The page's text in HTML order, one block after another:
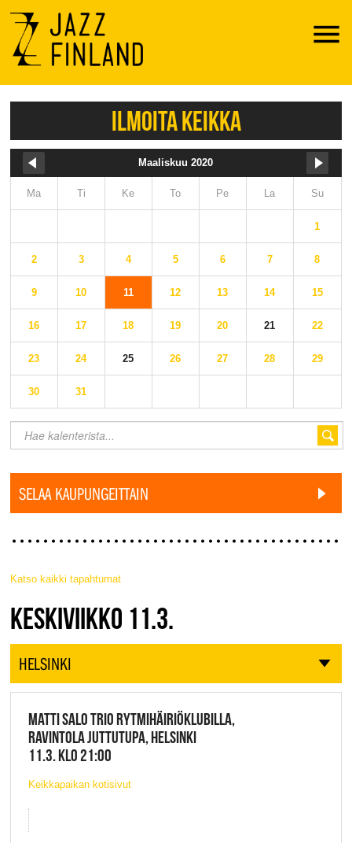
Menu
ILMOITA KEIKKA
Maaliskuu 2020
Ma Ti Ke To Pe La Su
1
2 3 4 5 6 7 8
9 10 11 12 13 14 15
16 17 18 19 20 21 22
23 24 25 26 27 28 29
30 31
SELAA KAUPUNGEITTAIN
Katso kaikki tapahtumat
JAZZ FINLAND LIVE
KESKIVIIKKO 11.3.
HELSINKI
MATTI SALO TRIO RYTMIHÄIRIÖKLUBILLA,
RAVINTOLA JUTTUTUPA, HELSINKI
11.3. KLO 21:00
Keikkapaikan kotisivut